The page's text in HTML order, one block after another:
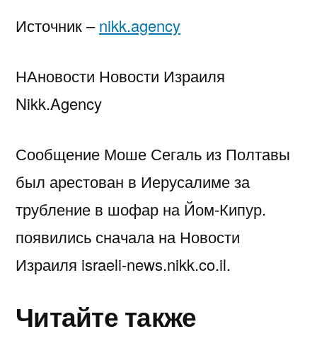
Источник –nikk.agency
НАновости Новости Израиля
Nikk.Agency
Сообщение Моше Сегаль из Полтавы
был арестован в Иерусалиме за
трубление в шофар на Йом-Кипур.
появились сначала на Новости
Израиля israeli-news.nikk.co.il.
Читайте также